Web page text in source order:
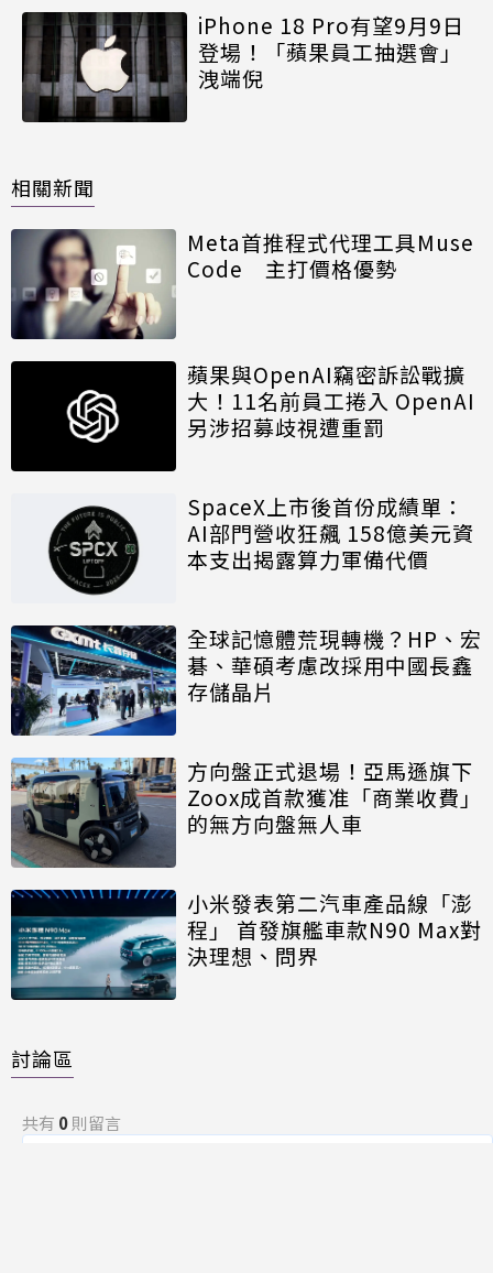
iPhone 18 Pro有望9月9日
登場！「蘋果員工抽選會」
洩端倪
相關新聞
Meta首推程式代理工具Muse
Code 主打價格優勢
蘋果與OpenAI竊密訴訟戰擴
大！11名前員工捲入 OpenAI
另涉招募歧視遭重罰
SpaceX上市後首份成績單：
AI部門營收狂飆 158億美元資
本支出揭露算力軍備代價
全球記憶體荒現轉機？HP、宏
碁、華碩考慮改採用中國長鑫
存儲晶片
方向盤正式退場！亞馬遜旗下
Zoox成首款獲准「商業收費」
的無方向盤無人車
小米發表第二汽車產品線「澎
程」 首發旗艦車款N90 Max對
決理想、問界
討論區
共有 0則留言